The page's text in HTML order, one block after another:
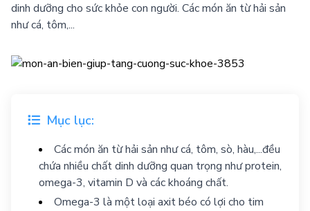
dinh dưỡng cho sức khỏe con người. Các món ăn từ hải sản
như cá, tôm,...
Mục lục:
Các món ăn từ hải sản như cá, tôm, sò, hàu,...đều
chứa nhiều chất dinh dưỡng quan trọng như protein,
omega-3, vitamin D và các khoáng chất.
Omega-3 là một loại axit béo có lợi cho tim